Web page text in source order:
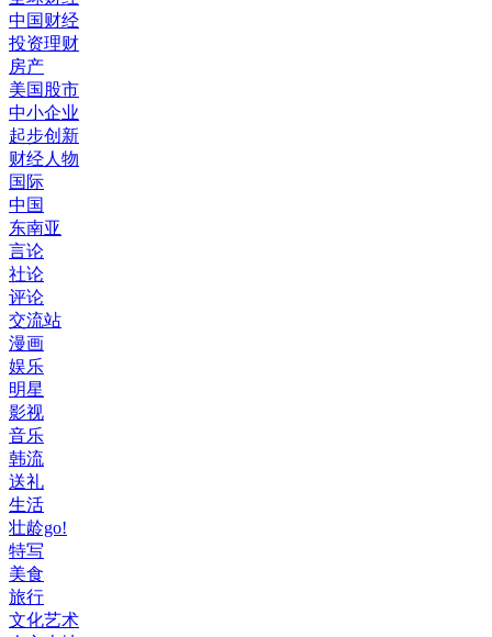
中国财经
投资理财
房产
美国股市
中小企业
起步创新
财经人物
国际
中国
东南亚
言论
社论
评论
交流站
漫画
娱乐
明星
影视
音乐
韩流
送礼
生活
壮龄go!
特写
美食
旅行
文化艺术